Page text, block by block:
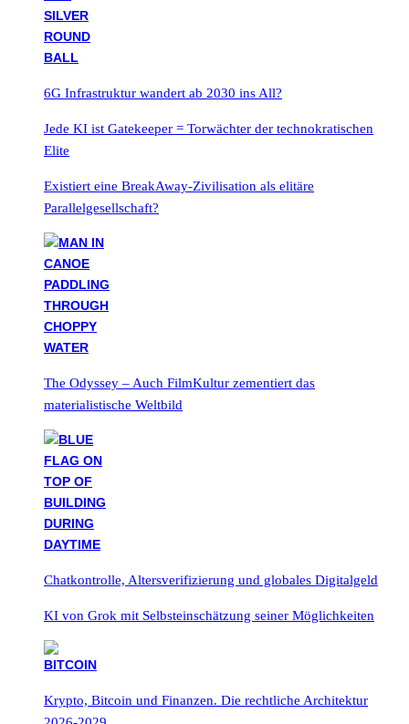
6G Infrastruktur wandert ab 2030 ins All?
Jede KI ist Gatekeeper = Torwächter der technokratischen
Elite
Existiert eine BreakAway-Zivilisation als elitäre
Parallelgesellschaft?
The Odyssey – Auch FilmKultur zementiert das
materialistische Weltbild
Chatkontrolle, Altersverifizierung und globales Digitalgeld
KI von Grok mit Selbsteinschätzung seiner Möglichkeiten
Krypto, Bitcoin und Finanzen. Die rechtliche Architektur